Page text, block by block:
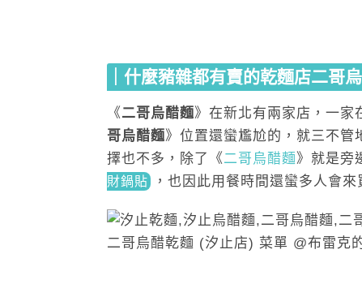
｜什麼豬雜都有賣的乾麵店二哥
《二哥烏醋麵》在新北有兩家店，一家
哥烏醋麵》位置還蠻尷尬的，就三不管
擇也不多，除了《二哥烏醋麵》就是旁
財鍋貼
，也因此用餐時間還蠻多人會來